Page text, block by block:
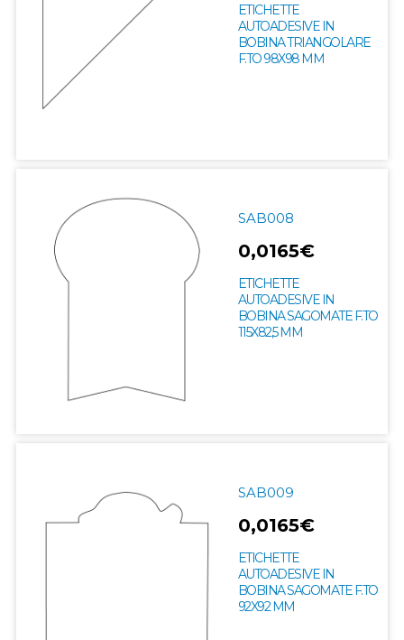
ETICHETTE
AUTOADESIVE IN
BOBINA TRIANGOLARE
F.TO 98X98 MM
SAB008
0,0165€
ETICHETTE
AUTOADESIVE IN
BOBINA SAGOMATE F.TO
115X82,5 MM
SAB009
0,0165€
ETICHETTE
AUTOADESIVE IN
BOBINA SAGOMATE F.TO
92X92 MM